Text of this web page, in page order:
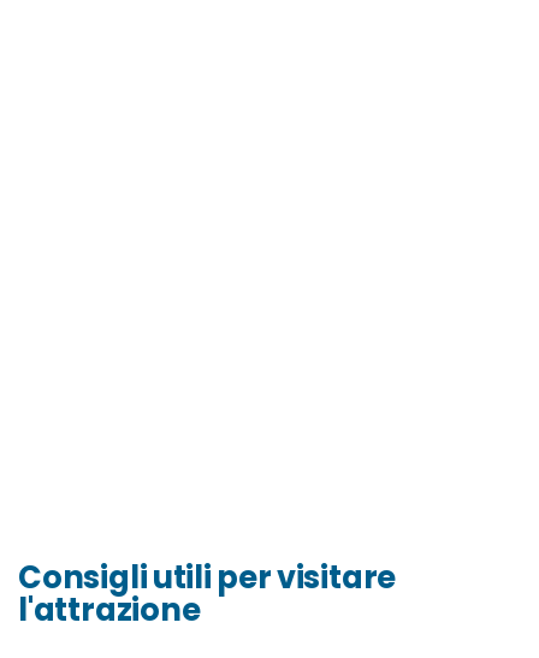
Consigli utili per visitare
l'attrazione